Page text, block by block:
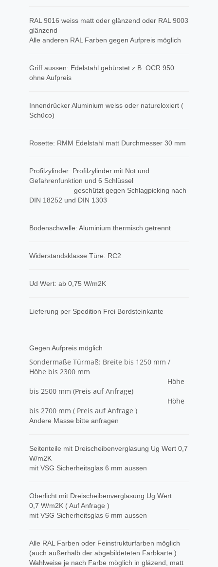
RAL 9016 weiss matt oder glänzend oder RAL 9003
glänzend
Alle anderen RAL Farben gegen Aufpreis möglich
Griff aussen: Edelstahl gebürstet z.B. OCR 950
ohne Aufpreis
Innendrücker Aluminium weiss oder natureloxiert (
Schüco)
Rosette: RMM Edelstahl matt Durchmesser 30 mm
Profilzylinder: Profilzylinder mit Not und
Gefahrenfunktion und 6 Schlüssel
geschützt gegen Schlagpicking nach
DIN 18252 und DIN 1303
Bodenschwelle: Aluminium thermisch getrennt
Widerstandsklasse Türe: RC2
Ud Wert: ab 0,75 W/m2K
Lieferung per Spedition Frei Bordsteinkante
Gegen Aufpreis möglich
Sondermaße Türmaß: Breite bis 1250 mm /
Höhe bis 2300 mm
Höhe
bis 2500 mm (Preis auf Anfrage)
Höhe
bis 2700 mm ( Preis auf Anfrage )
Andere Masse bitte anfragen
Seitenteile mit Dreischeibenverglasung Ug Wert 0,7
W/m2K
mit VSG Sicherheitsglas 6 mm aussen
Oberlicht mit Dreischeibenverglasung Ug Wert
0,7 W/m2K ( Auf Anfrage )
mit VSG Sicherheitsglas 6 mm aussen
Alle RAL Farben oder Feinstrukturfarben möglich
(auch außerhalb der abgebildeteten Farbkarte )
Wahlweise je nach Farbe möglich in gläzend, matt